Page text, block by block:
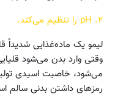
۲. pH را تنظیم می‌کند.
لیمو یک ماده‌غذایی
وقتی وارد بدن می‌شود
می‌شود، خاصیت اسیدی
رمزهای داشتن بدنی سالم